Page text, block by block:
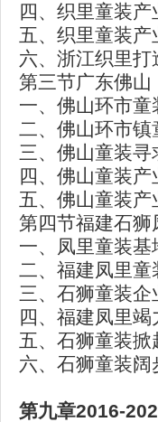
四、织里童装
五、织里童装产
六、浙江织里打
第三节广东佛山
一、佛山环市
二、佛山环市镇
三、佛山童装
四、佛山童装
五、佛山童装产
第四节福建石狮
一、凤里童装基
二、福建凤里童
三、石狮童装
四、福建凤里
五、石狮童装掀
六、石狮童装
第九章2016-